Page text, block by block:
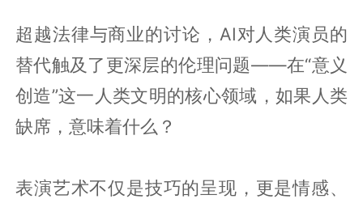
超越法律与商业的讨论，AI对人类演员的
替代触及了更深层的伦理问题——在“意义
创造”这一人类文明的核心领域，如果人类
缺席，意味着什么？
表演艺术不仅是技巧的呈现，更是情感、